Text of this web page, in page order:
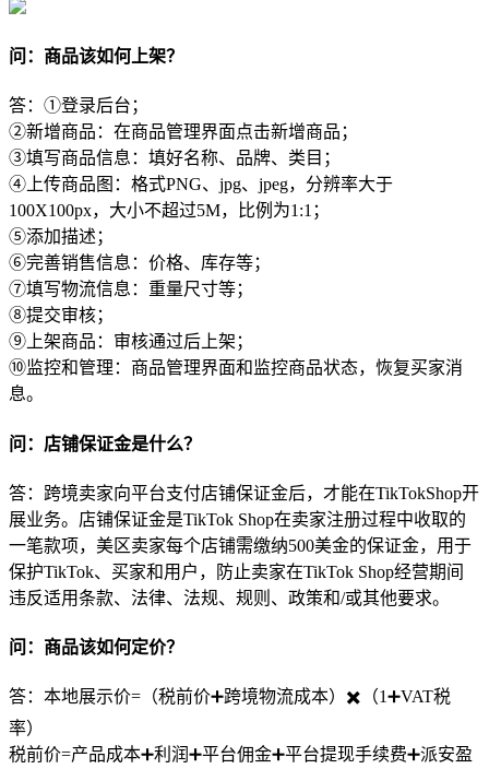
问：商品该如何上架？
答：①登录后台；
②新增商品：在商品管理界面点击新增商品；
③填写商品信息：填好名称、品牌、类目；
④上传商品图：格式PNG、jpg、jpeg，分辨率大于
100X100px，大小不超过5M，比例为1:1；
⑤添加描述；
⑥完善销售信息：价格、库存等；
⑦填写物流信息：重量尺寸等；
⑧提交审核；
⑨上架商品：审核通过后上架；
⑩监控和管理：商品管理界面和监控商品状态，恢复买家消
息。
问：店铺保证金是什么？
答：跨境卖家向平台支付店铺保证金后，才能在TikTokShop开
展业务。店铺保证金是TikTok Shop在卖家注册过程中收取的
一笔款项，美区卖家每个店铺需缴纳500美金的保证金，用于
保护TikTok、买家和用户，防止卖家在TikTok Shop经营期间
违反适用条款、法律、法规、规则、政策和/或其他要求。
问：商品该如何定价？
答：本地展示价=（税前价➕跨境物流成本）✖️（1➕VAT税
率）
税前价=产品成本➕利润➕平台佣金➕平台提现手续费➕派安盈